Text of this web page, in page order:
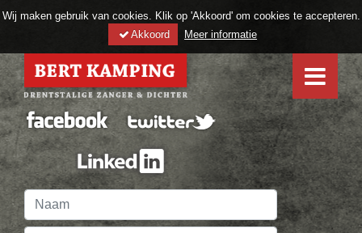
Wij maken gebruik van cookies. Klik op 'Akkoord' om cookies te accepteren.
Akkoord
Meer informatie